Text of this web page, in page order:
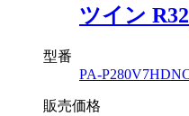
ツイン R32
型番
PA-
販売価格